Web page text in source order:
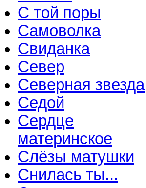
С той поры
Самоволка
Свиданка
Север
Северная звезда
Седой
Сердце
материнское
Слёзы матушки
Снилась ты...